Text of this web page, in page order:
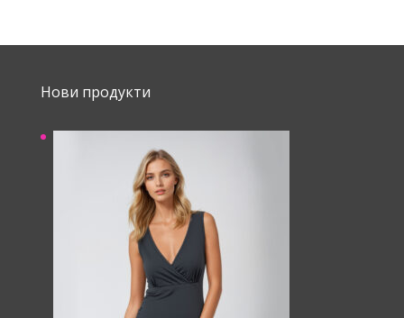
Нови продукти